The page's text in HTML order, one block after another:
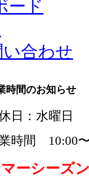
ード
合わせ
時間のお知らせ
日：水曜日
時間 10:00
ーシーズ